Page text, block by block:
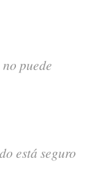
puede
está seguro